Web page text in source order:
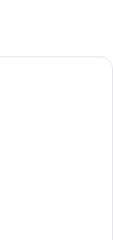
med seng, et